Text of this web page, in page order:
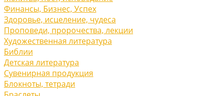
Финансы, Бизнес, Успех
Здоровье, исцеление, чудеса
Проповеди, пророчества, лекции
Художественная литература
Библии
Детская литература
Сувенирная продукция
Блокноты, тетради